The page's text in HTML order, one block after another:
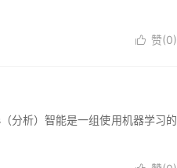
 赞(0)
分析）智能是一组使用机器学习的